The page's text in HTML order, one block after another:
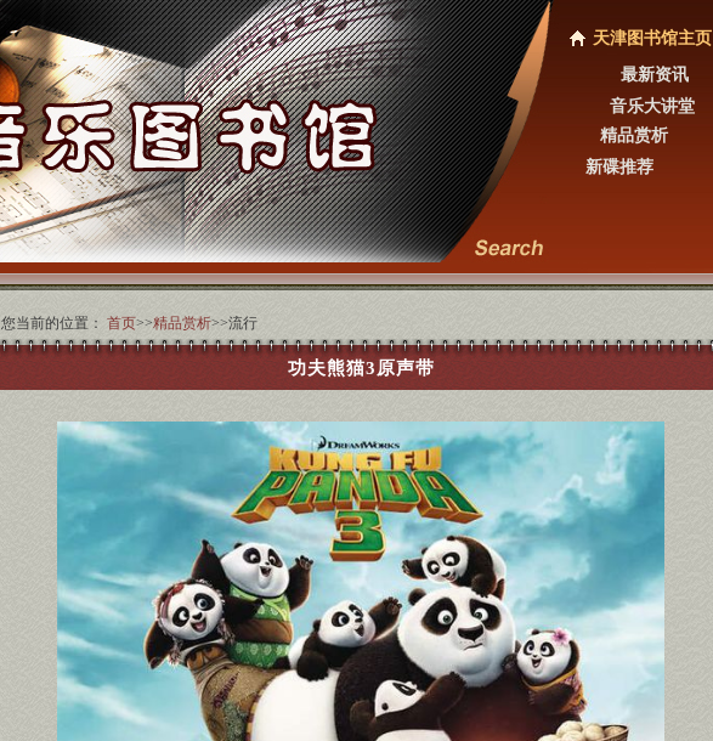
天津图书馆主页
最新资讯
音乐大讲堂
精品赏析
新碟推荐
您当前的位置： 首页>>精品赏析>>流行
功夫熊猫3原声带